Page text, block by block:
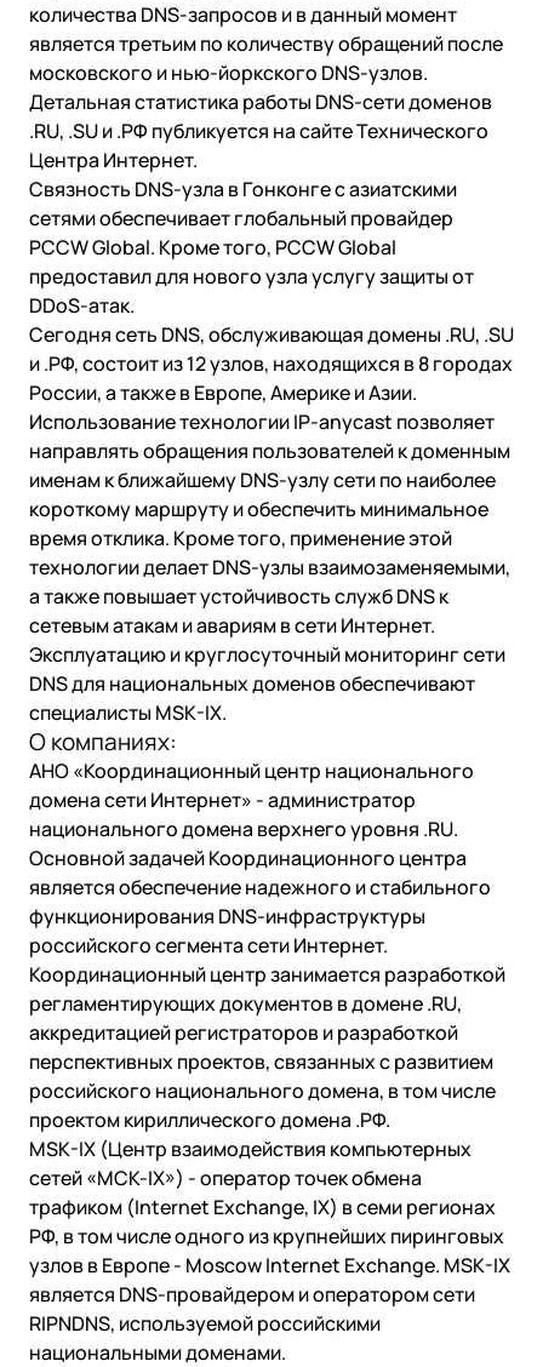
количества DNS-запросов и в данный момент
является третьим по количеству обращений после
московского и нью-йоркского DNS-узлов.
Детальная статистика работы DNS-сети доменов
.RU, .SU и .РФ публикуется насайте Технического
Центра Интернет.
Связность DNS-узла в Гонконге с азиатскими
сетями обеспечивает глобальный провайдер
PCCW Global. Кроме того, PCCW Global
предоставил для нового узла услугу защиты от
DDoS-атак.
Сегодня сеть DNS, обслуживающая домены .RU, .SU
и .РФ, состоит из 12 узлов, находящихся в 8 городах
России, а также в Европе, Америке и Азии.
Использование технологии IP-anycast позволяет
направлять обращения пользователей к доменным
именам к ближайшему DNS-узлу сети по наиболее
короткому маршруту и обеспечить минимальное
время отклика. Кроме того, применение этой
технологии делает DNS-узлы взаимозаменяемыми,
а также повышает устойчивость служб DNS к
сетевым атакам и авариям в сети Интернет.
Эксплуатацию и круглосуточный мониторинг сети
DNS для национальных доменов обеспечивают
специалисты MSK-IX.
О компаниях:
АНО «Координационный центр национального
домена сети Интернет» - администратор
национального домена верхнего уровня .RU.
Основной задачей Координационного центра
является обеспечение надежного и стабильного
функционирования DNS-инфраструктуры
российского сегмента сети Интернет.
Координационный центр занимается разработкой
регламентирующих документов в домене .RU,
аккредитацией регистраторов и разработкой
перспективных проектов, связанных с развитием
российского национального домена, в том числе
проектом кириллического домена .РФ.
MSK-IX (Центр взаимодействия компьютерных
сетей «МСК-IX») - оператор точек обмена
трафиком (Internet Exchange, IX) в семи регионах
РФ, в том числе одного из крупнейших пиринговых
узлов в Европе - Moscow Internet Exchange. MSK-IX
является DNS-провайдером и оператором сети
RIPNDNS, используемой российскими
национальными доменами.